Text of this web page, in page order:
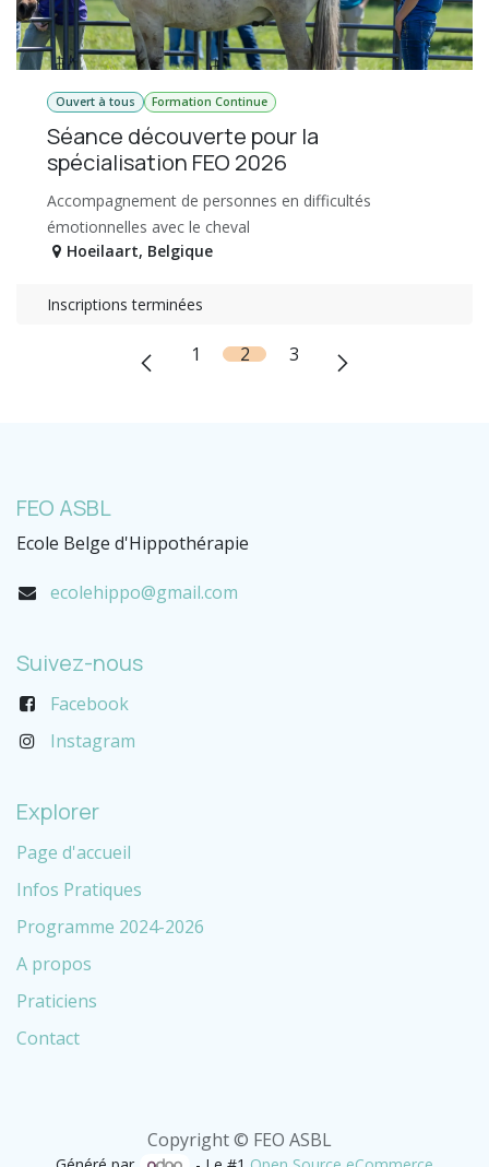
Ouvert à tous Formation Continue
Séance découverte pour la
spécialisation FEO 2026
Accompagnement de personnes en difficultés
émotionnelles avec le cheval
Hoeilaart, Belgique
Inscriptions terminées
1 2 3
FEO ASBL
Ecole Belge d'Hippothérapie
ecolehippo@gmail.com
Suivez-nous
Facebook
Instagram
Explorer
Page d'accueil
Infos Pratiques
Programme 2024-2026
A propos
Praticiens
Contact
Copyright © FEO ASBL